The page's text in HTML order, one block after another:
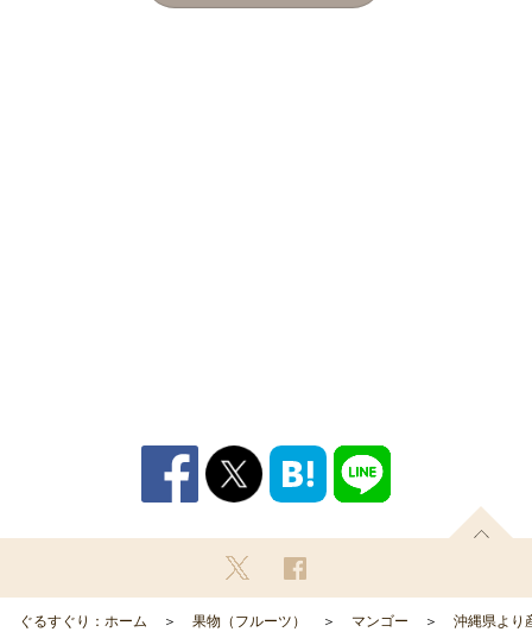
ぐるすぐり：ホーム 果物（フルーツ） マンゴー 沖縄県より